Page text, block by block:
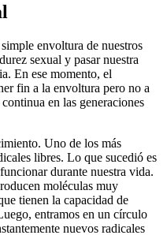
envoltura de nuestros
sexual y pasar nuestra
En ese momento, el
fin a la envoltura pero no a
en las generaciones
Uno de los más
libres. Lo que sucedió es
durante nuestra vida.
moléculas muy
tienen la capacidad de
entramos en un círculo
nuevos radicales